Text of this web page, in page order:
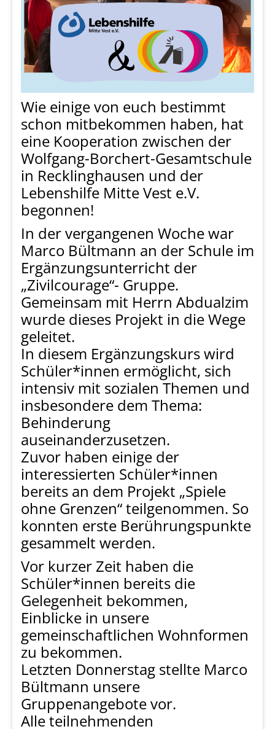
Wie einige von euch bestimmt
schon mitbekommen haben, hat
eine Kooperation zwischen der
Wolfgang-Borchert-Gesamtschule
in Recklinghausen und der
Lebenshilfe Mitte Vest e.V.
begonnen!
In der vergangenen Woche war
Marco Bültmann an der Schule im
Ergänzungsunterricht der
„Zivilcourage“- Gruppe.
Gemeinsam mit Herrn Abdualzim
wurde dieses Projekt in die Wege
geleitet.
In diesem Ergänzungskurs wird
Schüler*innen ermöglicht, sich
intensiv mit sozialen Themen und
insbesondere dem Thema:
Behinderung
auseinanderzusetzen.
Zuvor haben einige der
interessierten Schüler*innen
bereits an dem Projekt „Spiele
ohne Grenzen“ teilgenommen. So
konnten erste Berührungspunkte
gesammelt werden.
Vor kurzer Zeit haben die
Schüler*innen bereits die
Gelegenheit bekommen,
Einblicke in unsere
gemeinschaftlichen Wohnformen
zu bekommen.
Letzten Donnerstag stellte Marco
Bültmann unsere
Gruppenangebote vor.
Alle teilnehmenden